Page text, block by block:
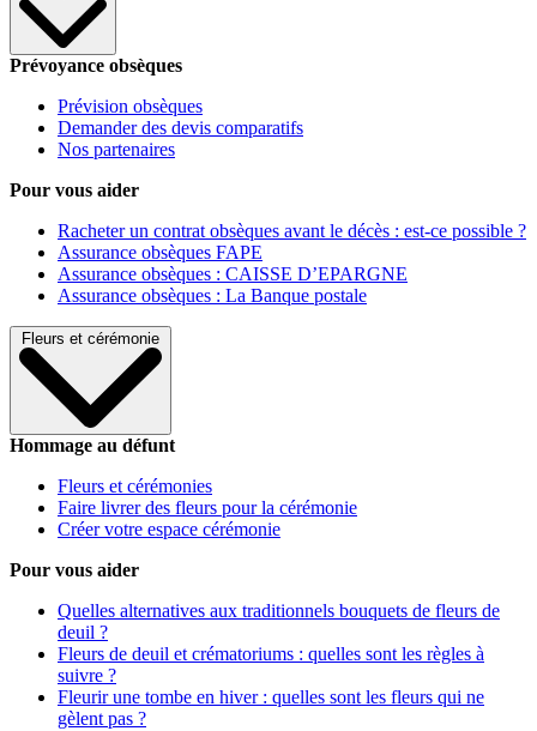
Prévoyance obsèques
Prévision obsèques
Demander des devis comparatifs
Nos partenaires
Pour vous aider
Racheter un contrat obsèques avant le décès : est-ce possible ?
Assurance obsèques FAPE
Assurance obsèques : CAISSE D’EPARGNE
Assurance obsèques : La Banque postale
Fleurs et cérémonie
Hommage au défunt
Fleurs et cérémonies
Faire livrer des fleurs pour la cérémonie
Créer votre espace cérémonie
Pour vous aider
Quelles alternatives aux traditionnels bouquets de fleurs de
deuil ?
Fleurs de deuil et crématoriums : quelles sont les règles à
suivre ?
Fleurir une tombe en hiver : quelles sont les fleurs qui ne
gèlent pas ?